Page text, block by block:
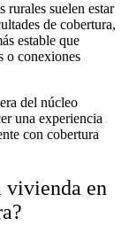
rurales suelen estar
de cobertura,
estable que
o conexiones
del núcleo
una experiencia
con cobertura
vivienda en